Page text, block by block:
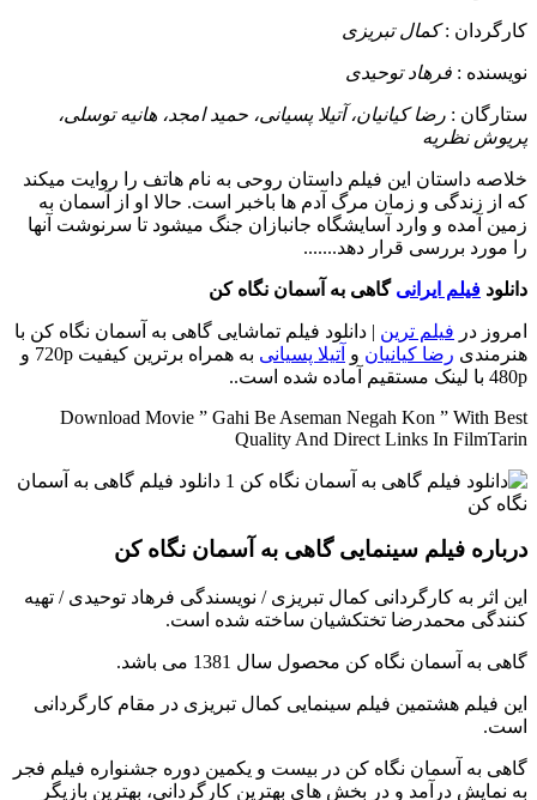
کارگردان :کمال تبریزی
نويسنده : فرهاد توحیدی
ستارگان : رضا کیانیان، آتیلا پسیانی، حمید امجد، هانیه توسلی،
پریوش نظریه
خلاصه داستان این فیلم داستان روحی به نام هاتف را روایت میکند
که از زندگی و زمان مرگ آدم ها باخبر است. حالا او از آسمان به
زمین آمده و وارد آسایشگاه جانبازان جنگ میشود تا سرنوشت آنها
را مورد بررسی قرار دهد.......
دانلود فیلم ایرانی گاهی به آسمان نگاه کن
امروز در فیلم ترین | دانلود فیلم تماشایی گاهی به آسمان نگاه کن با
هنرمندی رضا کیانیان و آتیلا پسیانی
به همراه برترین کیفیت 720p و
480p با لینک مستقیم آماده شده است..
Download Movie ” Gahi Be Aseman Negah Kon ” With Best
Quality And Direct Links In FilmTarin
درباره فیلم سینمایی گاهی به آسمان نگاه کن
این اثر به کارگردانی کمال تبریزی / نویسندگی فرهاد توحیدی / تهیه
کنندگی محمدرضا تختکشیان ساخته شده است.
گاهی به آسمان نگاه کن محصول سال 1381 می باشد.
این فیلم هشتمین فیلم سینمایی کمال تبریزی در مقام کارگردانی
است.
گاهی به آسمان نگاه کن در بیست و یکمین دوره جشنواره فیلم فجر
به نمایش درآمد و در بخش های بهترین کارگردانی، بهترین بازیگر